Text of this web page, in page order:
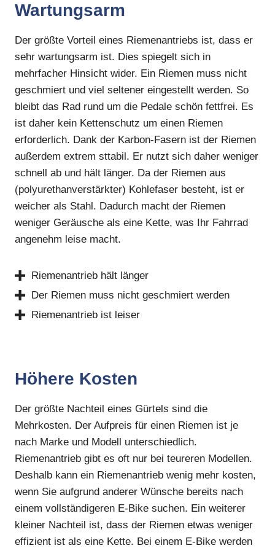
Wartungsarm
Der größte Vorteil eines Riemenantriebs ist, dass er
sehr wartungsarm ist. Dies spiegelt sich in
mehrfacher Hinsicht wider. Ein Riemen muss nicht
geschmiert und viel seltener eingestellt werden. So
bleibt das Rad rund um die Pedale schön fettfrei. Es
ist daher kein Kettenschutz um einen Riemen
erforderlich. Dank der Karbon-Fasern ist der Riemen
außerdem extrem sttabil. Er nutzt sich daher weniger
schnell ab und hält länger. Da der Riemen aus
(polyurethanverstärkter) Kohlefaser besteht, ist er
weicher als Stahl. Dadurch macht der Riemen
weniger Geräusche als eine Kette, was Ihr Fahrrad
angenehm leise macht.
Riemenantrieb hält länger
Der Riemen muss nicht geschmiert werden
Riemenantrieb ist leiser
Höhere Kosten
Der größte Nachteil eines Gürtels sind die
Mehrkosten. Der Aufpreis für einen Riemen ist je
nach Marke und Modell unterschiedlich.
Riemenantrieb gibt es oft nur bei teureren Modellen.
Deshalb kann ein Riemenantrieb wenig mehr kosten,
wenn Sie aufgrund anderer Wünsche bereits nach
einem vollständigeren E-Bike suchen. Ein weiterer
kleiner Nachteil ist, dass der Riemen etwas weniger
effizient ist als eine Kette. Bei einem E-Bike werden